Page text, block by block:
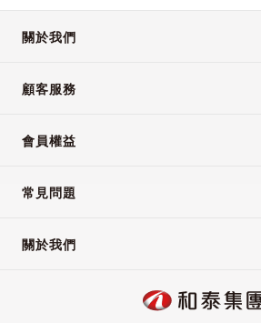
關於我們
顧客服務
會員權益
常見問題
關於我們